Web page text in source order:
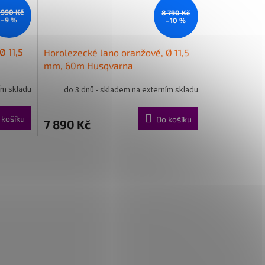
Kč
–9 %
11,5
skladu
košíku
8 790 Kč
–10 %
Horolezecké lano oranžové, Ø 11,5
mm, 60m Husqvarna
do 3 dnů - skladem na externím skladu
7 890 Kč Do košíku